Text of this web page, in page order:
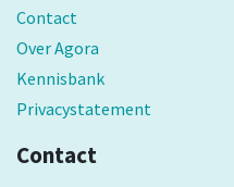
Contact
Over Agora
Kennisbank
Privacystatement
Contact